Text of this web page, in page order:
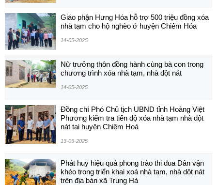
Giáo phận Hưng Hóa hỗ trợ 500 triệu đồng xóa
nhà tạm cho hộ nghèo ở huyện Chiêm Hóa
14-05-2025
Nữ trưởng thôn đồng hành cùng bà con trong
chương trình xóa nhà tạm, nhà dột nát
14-05-2025
Đồng chí Phó Chủ tịch UBND tỉnh Hoàng Việt
Phương kiểm tra tiến độ xóa nhà tạm nhà dột
nát tại huyện Chiêm Hoá
13-05-2025
Phát huy hiệu quả phong trào thi đua Dân vận
khéo trong triển khai xoá nhà tạm, nhà dột nát
trên địa bàn xã Trung Hà